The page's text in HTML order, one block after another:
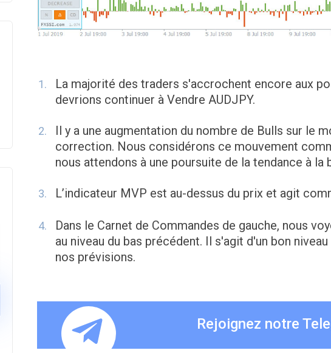
La majorité des traders s'accrochent encore aux
devrions continuer à Vendre AUDJPY.
Il y a une augmentation du nombre de Bulls sur le
correction. Nous considérons ce mouvement
nous attendons à une poursuite de la tendance à la
L’indicateur MVP est au-dessus du prix et agit
Dans le Carnet de Commandes de gauche, nous
au niveau du bas précédent. Il s'agit d'un bon
nos prévisions.
Rejoignez notre